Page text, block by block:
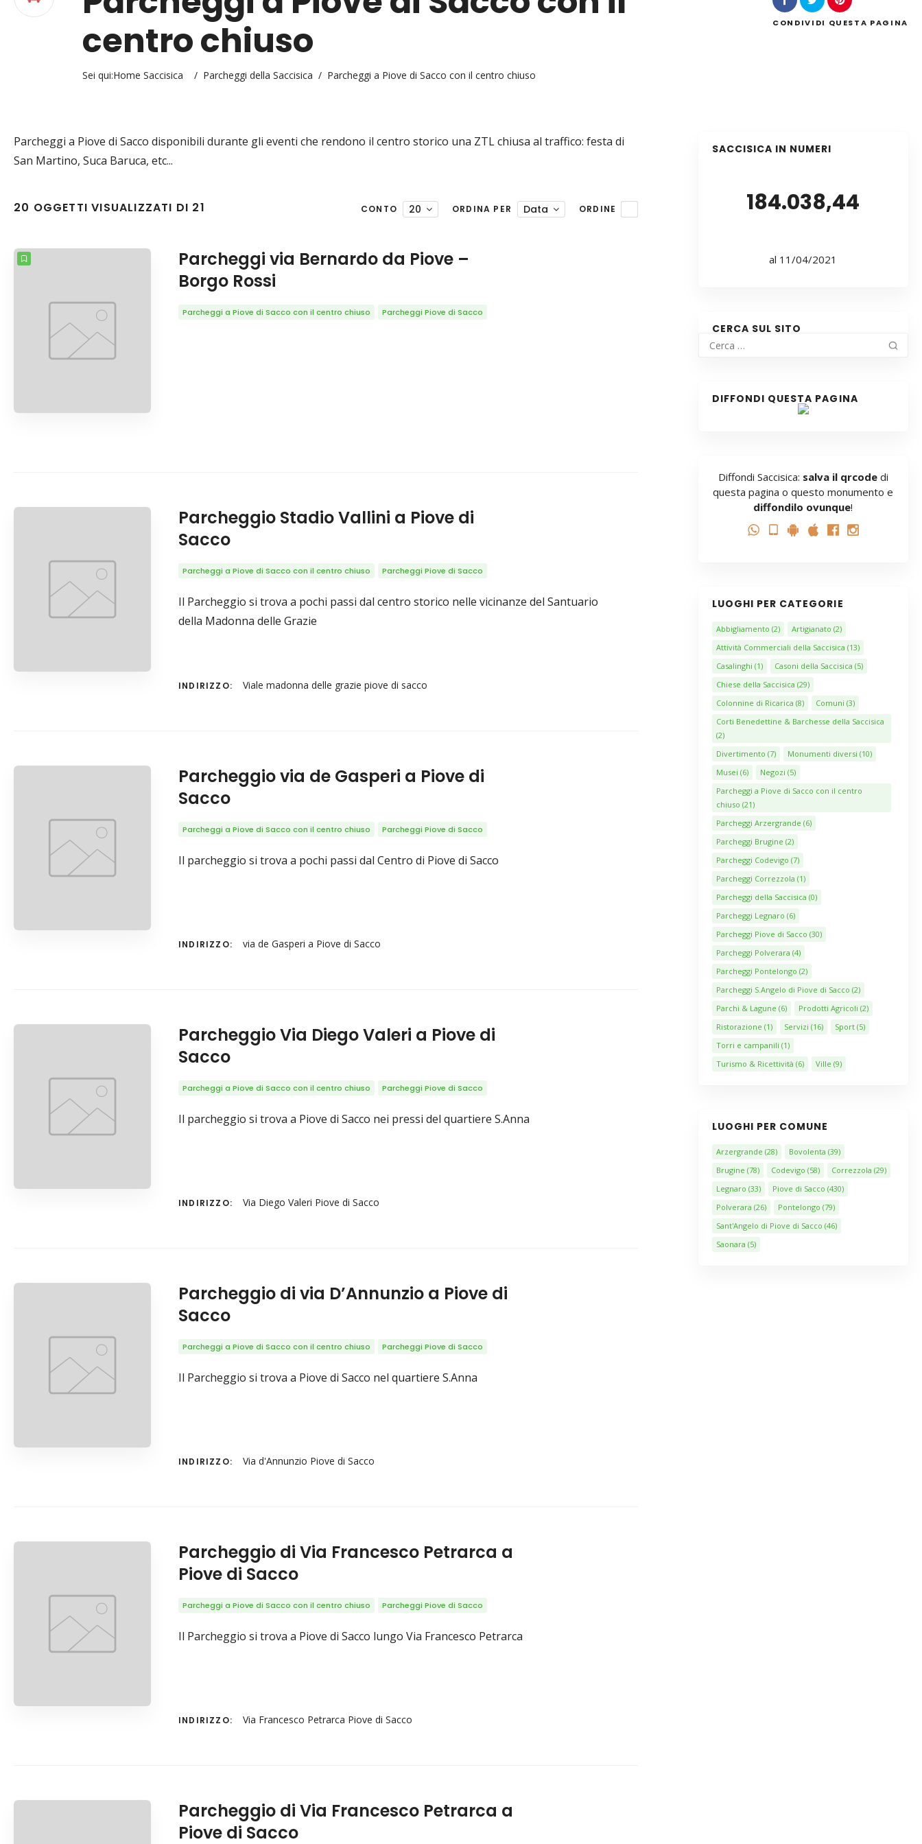
centro chiuso
Sei qui:Home Saccisica / Parcheggi della Saccisica / Parcheggi a Piove di Sacco con il centro chiuso
CONDIVIDI QUESTA PAGINA
Parcheggi a Piove di Sacco disponibili durante gli eventi che rendono il centro storico una ZTL chiusa al traffico: festa di
San Martino, Suca Baruca, etc...
20 OGGETTI VISUALIZZATI DI 21 CONTO 20 ORDINA PER Data ORDINE
Parcheggi via Bernardo da Piove –
Borgo Rossi
Parcheggi a Piove di Sacco con il centro chiuso Parcheggi Piove di Sacco
Parcheggio Stadio Vallini a Piove di
Sacco
Parcheggi a Piove di Sacco con il centro chiuso Parcheggi Piove di Sacco
Il Parcheggio si trova a pochi passi dal centro storico nelle vicinanze del Santuario
della Madonna delle Grazie
INDIRIZZO: Viale madonna delle grazie piove di sacco
Parcheggio via de Gasperi a Piove di
Sacco
Parcheggi a Piove di Sacco con il centro chiuso Parcheggi Piove di Sacco
Il parcheggio si trova a pochi passi dal Centro di Piove di Sacco
INDIRIZZO: via de Gasperi a Piove di Sacco
Parcheggio Via Diego Valeri a Piove di
Sacco
Parcheggi a Piove di Sacco con il centro chiuso Parcheggi Piove di Sacco
Il parcheggio si trova a Piove di Sacco nei pressi del quartiere S.Anna
INDIRIZZO: Via Diego Valeri Piove di Sacco
Parcheggio di via D’Annunzio a Piove di
Sacco
Parcheggi a Piove di Sacco con il centro chiuso Parcheggi Piove di Sacco
Il Parcheggio si trova a Piove di Sacco nel quartiere S.Anna
INDIRIZZO: Via d'Annunzio Piove di Sacco
Parcheggio di Via Francesco Petrarca a
Piove di Sacco
Parcheggi a Piove di Sacco con il centro chiuso Parcheggi Piove di Sacco
Il Parcheggio si trova a Piove di Sacco lungo Via Francesco Petrarca
INDIRIZZO: Via Francesco Petrarca Piove di Sacco
Parcheggio di Via Francesco Petrarca a
Piove di Sacco
SACCISICA IN NUMERI
184.038,44
al 11/04/2021
CERCA SUL SITO
DIFFONDI QUESTA PAGINA
Diffondi Saccisica: salva il qrcodedi
questa pagina o questo monumento e
diffondilo ovunque!
LUOGHI PER CATEGORIE
Abbigliamento (2) Artigianato (2)
Attività Commerciali della Saccisica (13)
Casalinghi (1) Casoni della Saccisica (5)
Chiese della Saccisica (29)
Colonnine di Ricarica (8) Comuni (3)
Corti Benedettine & Barchesse della Saccisica
(2)
Divertimento (7) Monumenti diversi (10)
Musei (6) Negozi (5)
Parcheggi a Piove di Sacco con il centro
chiuso (21)
Parcheggi Arzergrande (6)
Parcheggi Brugine (2)
Parcheggi Codevigo (7)
Parcheggi Correzzola (1)
Parcheggi della Saccisica (0)
Parcheggi Legnaro (6)
Parcheggi Piove di Sacco (30)
Parcheggi Polverara (4)
Parcheggi Pontelongo (2)
Parcheggi S.Angelo di Piove di Sacco (2)
Parchi & Lagune (6) Prodotti Agricoli (2)
Ristorazione (1) Servizi (16) Sport(5)
Torri e campanili (1)
Turismo & Ricettività (6) Ville (9)
LUOGHI PER COMUNE
Arzergrande (28) Bovolenta (39)
Brugine (78) Codevigo (58) Correzzola (29)
Legnaro (33) Piove di Sacco (430)
Polverara (26) Pontelongo (79)
Sant'Angelo di Piove di Sacco (46)
Saonara (5)